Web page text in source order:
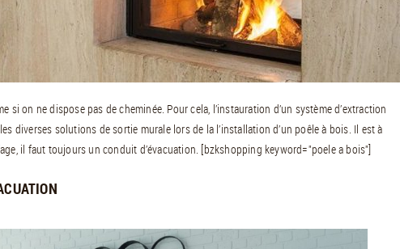
on ne dispose pas de cheminée. Pour cela, l’instauration d’un système d’extraction
diverses solutions de sortie murale lors de la l’installation d’un poêle à bois. Il est à
il faut toujours un conduit d’évacuation. [bzkshopping keyword="poele a bois"]